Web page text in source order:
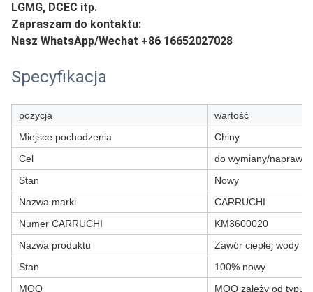
LGMG, DCEC itp.
Zapraszam do kontaktu:
Nasz WhatsApp/Wechat +86 16652027028
Specyfikacja
pozycja
wartość
Miejsce pochodzenia
Chiny
Cel
do wymiany/naprawy
Stan
Nowy
Nazwa marki
CARRUCHI
Numer CARRUCHI
KM3600020
Nazwa produktu
Zawór ciepłej wody
Stan
100% nowy
MOQ
MOQ zależy od typu